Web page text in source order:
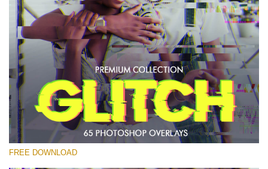
कृपया चुने
Free PNG Overlay #14
Small 800*533px
Glitch Effect
(65 Overlays)
FREE DOWNLOAD